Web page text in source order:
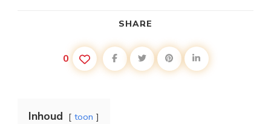
SHARE
0
Inhoud toon